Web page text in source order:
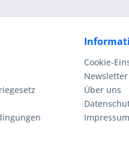
Cookie-
Newsletter
Über uns
Impressum